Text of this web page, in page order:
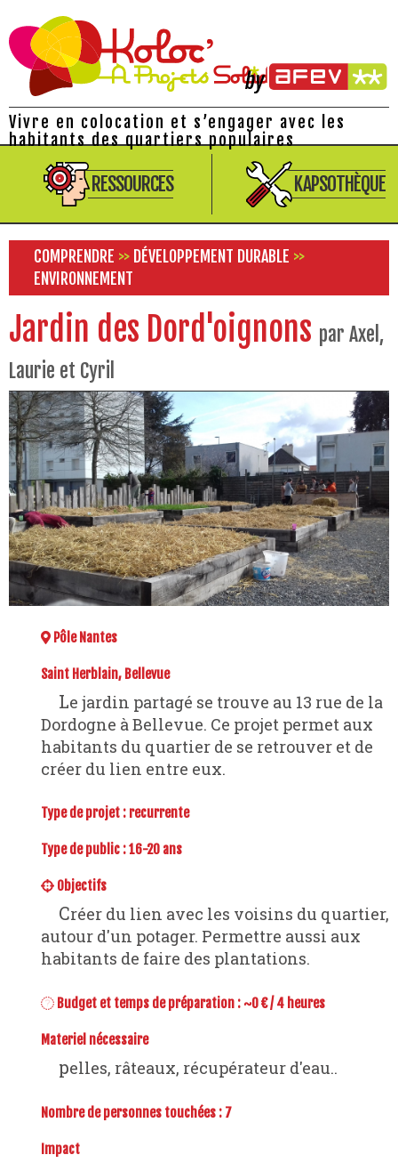
Vivre en colocation et s’engager avec les
habitants des quartiers populaires
RESSOURCES KAPSOTHÈQUE
COMPRENDRE >> DÉVELOPPEMENT DURABLE >>
ENVIRONNEMENT
Jardin des Dord'oignons par Axel,
Laurie et Cyril
Pôle Nantes
Saint Herblain, Bellevue
Le jardin partagé se trouve au 13 rue de la
Dordogne à Bellevue. Ce projet permet aux
habitants du quartier de se retrouver et de
créer du lien entre eux.
Type de projet : recurrente
Type de public : 16-20 ans
Objectifs
Créer du lien avec les voisins du quartier,
autour d'un potager. Permettre aussi aux
habitants de faire des plantations.
Budget et temps de préparation : ~0 € / 4 heures
Materiel nécessaire
pelles, râteaux, récupérateur d'eau..
Nombre de personnes touchées : 7
Impact